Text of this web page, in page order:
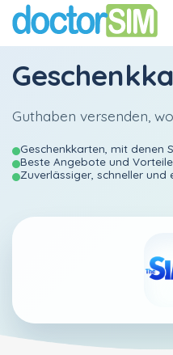
Guthaben versenden,
Geschenkkarten, mit denen
Beste Angebote und
Zuverlässiger, schneller und